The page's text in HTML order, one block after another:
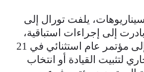
يلفت تورال إلى
إلى إجراءات استباقية،
من بينها الدعوة إلى مؤتمر عام استثنائي في 21
لتثبيت القيادة أو انتخاب